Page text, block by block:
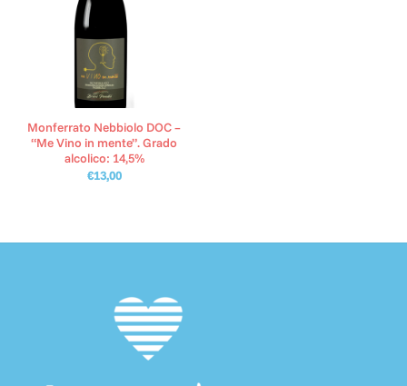
Monferrato Nebbiolo DOC –
“Me Vino in mente”. Grado
alcolico: 14,5%
€13,00